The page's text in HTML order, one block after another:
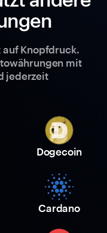
auf Knopfdruck.
mit
jederzeit
Dogecoin
Cardano